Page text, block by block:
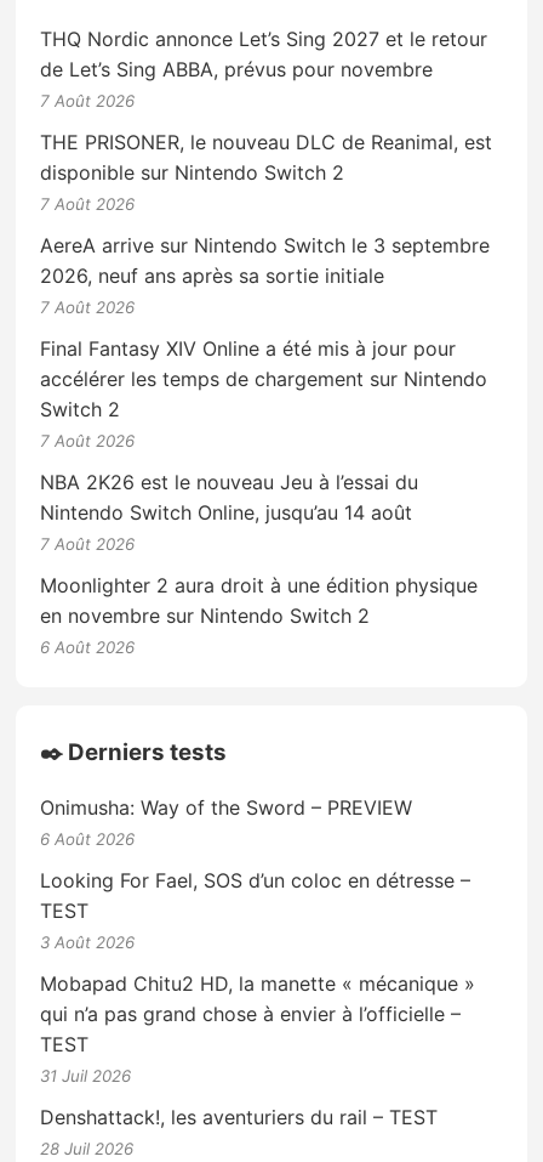
THQ Nordic annonce Let’s Sing 2027 et le retour
de Let’s Sing ABBA, prévus pour novembre
7 Août 2026
THE PRISONER, le nouveau DLC de Reanimal, est
disponible sur Nintendo Switch 2
7 Août 2026
AereA arrive sur Nintendo Switch le 3 septembre
2026, neuf ans après sa sortie initiale
7 Août 2026
Final Fantasy XIV Online a été mis à jour pour
accélérer les temps de chargement sur Nintendo
Switch 2
7 Août 2026
NBA 2K26 est le nouveau Jeu à l’essai du
Nintendo Switch Online, jusqu’au 14 août
7 Août 2026
Moonlighter 2 aura droit à une édition physique
en novembre sur Nintendo Switch 2
6 Août 2026
✒️ Derniers tests
Onimusha: Way of the Sword – PREVIEW
6 Août 2026
Looking For Fael, SOS d’un coloc en détresse –
TEST
3 Août 2026
Mobapad Chitu2 HD, la manette « mécanique »
qui n’a pas grand chose à envier à l’officielle –
TEST
31 Juil 2026
Denshattack!, les aventuriers du rail – TEST
28 Juil 2026